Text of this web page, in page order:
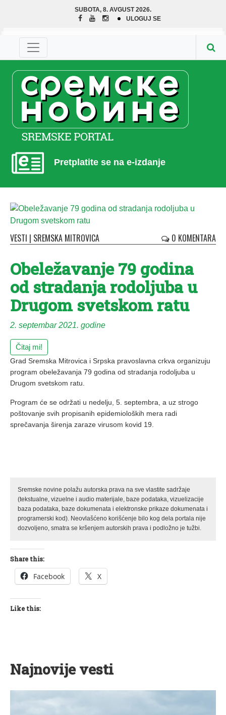
SUBOTA, 8. AVGUST 2026.
ULOGUJ SE
Pretplatite se na e-izdanje
VESTI | SREMSKA MITROVICA 0 KOMENTARA
Obeležavanje 79 godina
od stradanja rodoljuba u
Drugom svetskom ratu
2. septembar 2021. godine
Čitaj mi!
Grad Sremska Mitrovica i Srpska pravoslavna crkva organizuju
program obeležavanja 79 godina od stradanja rodoljuba u
Drugom svetskom ratu.
Program će se održati u nedelju, 5. septembra, a uz strogo
poštovanje svih propisanih epidemioloških mera radi
sprečavanja širenja zaraze virusom kovid 19.
Sremske novine polažu autorska prava na sve vlastite sadržaje
(tekstualne, vizuelne i audio materijale, baze podataka, vizuelizacije
baza podataka, baze dokumenata i elektronske prikaze dokumenata i
programerski kod). Neovlašćeno korišćenje bilo kog dela portala nije
dozvoljeno, smatra se kršenjem autorskih prava i podložno je tužbi.
Share this:
Facebook X
Like this:
Najnovije vesti